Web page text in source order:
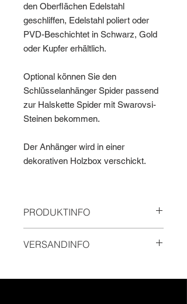
den Oberflächen Edelstahl
geschliffen, Edelstahl poliert oder
PVD-Beschichtet in Schwarz, Gold
oder Kupfer erhältlich.
Optional können Sie den
Schlüsselanhänger Spider passend
zur Halskette Spider mit Swarovsi-
Steinen bekommen.
Der Anhänger wird in einer
dekorativen Holzbox verschickt.
PRODUKTINFO
Ø 42 mm
VERSANDINFO
Lieferzeit 2-3 Tage Werktage